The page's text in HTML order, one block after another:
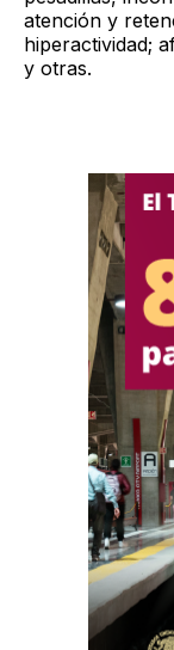
atención y
hiperactividad;
y otras.